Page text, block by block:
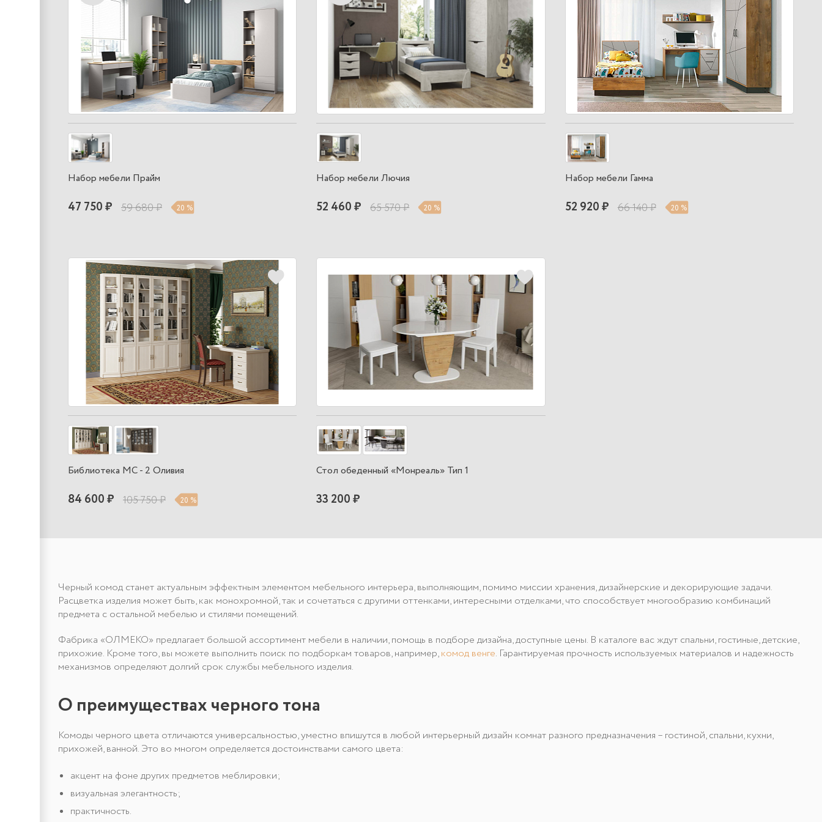
Набор мебели Прайм
47 750 ₽ 59 680 ₽ 20 %
Набор мебели Лючия
52 460 ₽ 65 570 ₽ 20 %
Набор мебели Гамма
52 920 ₽ 66 140 ₽ 20 %
Библиотека МС - 2 Оливия
84 600 ₽ 105 750 ₽ 20 %
Стол обеденный «Монреаль» Тип 1
33 200 ₽
Черный комод станет актуальным эффектным элементом мебельного интерьера, выполняющим, помимо миссии хранения, дизайнерские и декорирующие задачи.
Расцветка изделия может быть, как монохромной, так и сочетаться с другими оттенками, интересными отделками, что способствует многообразию комбинаций
предмета с остальной мебелью и стилями помещений.
Фабрика «ОЛМЕКО» предлагает большой ассортимент мебели в наличии, помощь в подборе дизайна, доступные цены. В каталоге вас ждут спальни, гостиные, детские,
прихожие. Кроме того, вы можете выполнить поиск по подборкам товаров, например,комод венге. Гарантируемая прочность используемых материалов и надежность
механизмов определяют долгий срок службы мебельного изделия.
О преимуществах черного тона
Комоды черного цвета отличаются универсальностью, уместно впишутся в любой интерьерный дизайн комнат разного предназначения – гостиной, спальни, кухни,
прихожей, ванной. Это во многом определяется достоинствами самого цвета:
акцент на фоне других предметов меблировки;
визуальная элегантность;
практичность.